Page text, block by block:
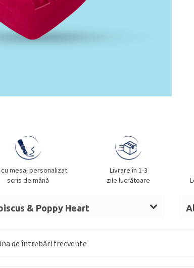
cu mesaj personalizat
scris de mână
Livrare în 1-3
zile lucrătoare
& Poppy Heart
inversat, umectant (sirop de
de întrebări frecvente